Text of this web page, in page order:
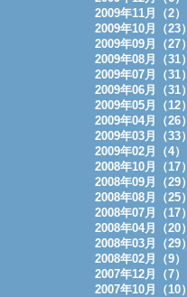
2009年11月（2）
2009年10月（23）
2009年09月（27）
2009年08月（31）
2009年07月（31）
2009年06月（31）
2009年05月（12）
2009年04月（26）
2009年03月（33）
2009年02月（4）
2008年10月（17）
2008年09月（29）
2008年08月（25）
2008年07月（17）
2008年04月（20）
2008年03月（29）
2008年02月（9）
2007年12月（7）
2007年10月（10）